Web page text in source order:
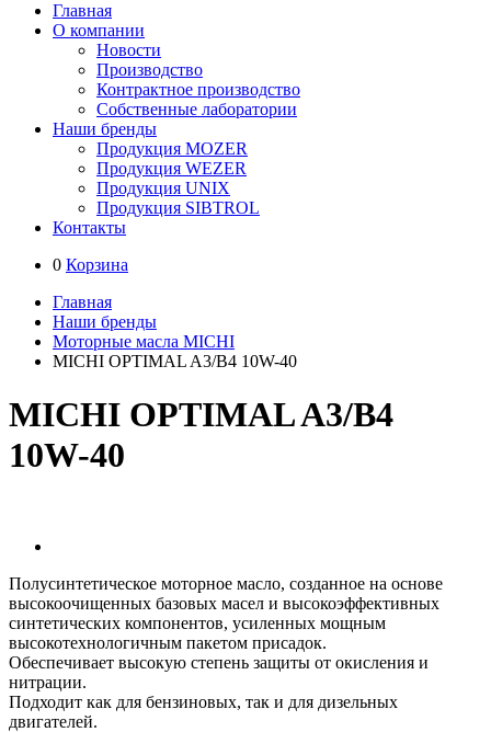
Главная
О компании
Новости
Производство
Контрактное производство
Собственные лаборатории
Наши бренды
Продукция MOZER
Продукция WEZER
Продукция UNIX
Продукция SIBTROL
Контакты
0 Корзина
Главная
Наши бренды
Моторные масла MICHI
MICHI OPTIMAL A3/B4 10W-40
MICHI OPTIMAL A3/B4
10W-40
Полусинтетическое моторное масло, созданное на основе
высокоочищенных базовых масел и высокоэффективных
синтетических компонентов, усиленных мощным
высокотехнологичным пакетом присадок.
Обеспечивает высокую степень защиты от окисления и
нитрации.
Подходит как для бензиновых, так и для дизельных
двигателей.